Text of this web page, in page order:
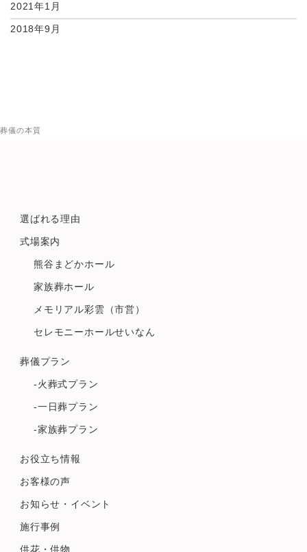
葬儀の本質
2021年1月
2018年9月
選ばれる理由
式場案内
熊谷まどかホール
家族葬ホール
メモリアル彩雲（市営）
セレモニーホールせいなん
葬儀プラン
-火葬式プラン
-一日葬プラン
-家族葬プラン
お役立ち情報
お客様の声
お知らせ・イベント
施行事例
供花・供物